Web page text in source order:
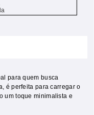
para quem busca
é perfeita para carregar o
um toque minimalista e